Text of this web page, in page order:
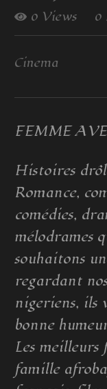
0 Views 0
Cinema
FEMME
Histoires
Romance,
comédies,
mélodrames
souhaitons
regardant
nigeriens, ils
bonne
Les
famille